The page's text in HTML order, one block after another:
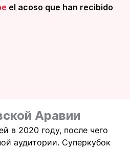
el acoso que han recibido
Аравии
в 2020 году, после чего
аудитории. Суперкубок